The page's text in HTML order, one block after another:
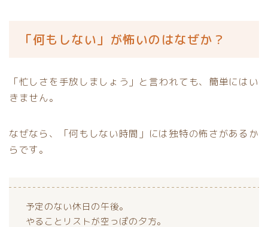
「何もしない」が怖いのはなぜか？
「忙しさを手放しましょう」と言われても、簡単にはい
きません。
なぜなら、「何もしない時間」には独特の怖さがあるか
らです。
予定のない休日の午後。
やることリストが空っぽの夕方。